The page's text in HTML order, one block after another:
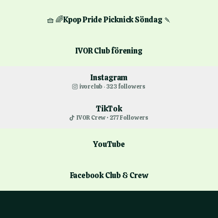
🧺 🌈Kpop Pride Picknick Söndag 🍡
IVOR Club förening
Instagram
ivorclub ‧ 323 followers
TikTok
IVOR Crew · 277 Followers
YouTube
Facebook Club & Crew